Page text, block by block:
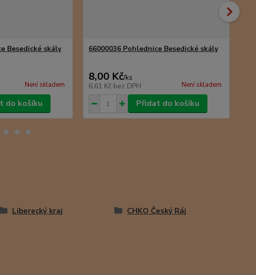
Besedické skály
Není skladem
do košíku
66000036 Pohlednice Besedické skály
8,00 Kč/ks
6,61 Kč bez DPH Není skladem
Přidat do košíku
Liberecký kraj
CHKO Český Ráj